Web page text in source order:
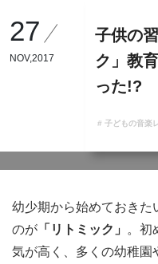
27
NOV,2017
子供の
ク」教
った!?
# 子どもの音楽
幼少期から始めておきた
のが 「リトミック」 。初
気が高く、多くの幼稚園